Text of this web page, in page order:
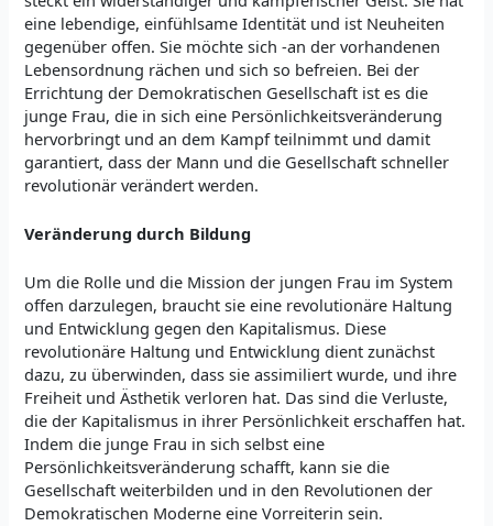
eine lebendige, einfühlsame Identität und ist Neuheiten
gegenüber offen. Sie möchte sich -an der vorhandenen
Lebensordnung rächen und sich so befreien. Bei der
Errichtung der Demokratischen Gesellschaft ist es die
junge Frau, die in sich eine Persönlichkeitsveränderung
hervorbringt und an dem Kampf teilnimmt und damit
garantiert, dass der Mann und die Gesellschaft schneller
revolutionär verändert werden.
Veränderung durch Bildung
Um die Rolle und die Mission der jungen Frau im System
offen darzulegen, braucht sie eine revolutionäre Haltung
und Entwicklung gegen den Kapitalismus. Diese
revolutionäre Haltung und Entwicklung dient zunächst
dazu, zu überwinden, dass sie assimiliert wurde, und ihre
Freiheit und Ästhetik verloren hat. Das sind die Verluste,
die der Kapitalismus in ihrer Persönlichkeit erschaffen hat.
Indem die junge Frau in sich selbst eine
Persönlichkeitsveränderung schafft, kann sie die
Gesellschaft weiterbilden und in den Revolutionen der
Demokratischen Moderne eine Vorreiterin sein.